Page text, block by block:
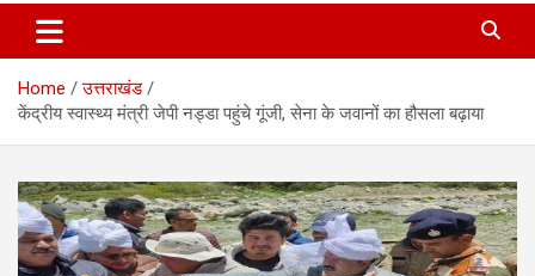
Home
उत्तराखंड
केंद्रीय स्वास्थ्य मंत्री जेपी नड्डा पहुंचे गूंजी, सेना के जवानों का हौसला बढ़ाया